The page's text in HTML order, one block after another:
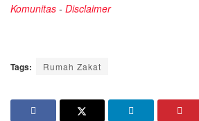
Komunitas - Disclaimer
Tags: Rumah Zakat